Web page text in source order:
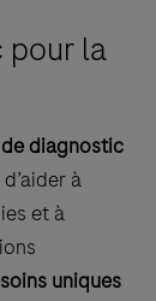
pour la
diagnostic
à
et à
uniques